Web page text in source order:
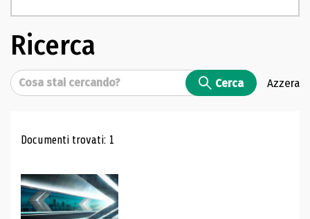
Ricerca
Cerca Cerca Azzera
Risultati di ricerca
Documenti trovati: 1